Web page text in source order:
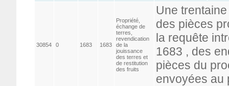
30854 0 1683 1683
Propriété,
échange de
terres,
revendication
de la
jouissance
des terres et
de restitution
des fruits
Une
des pièces
la requête
1683 , des
pièces du
envoyées au